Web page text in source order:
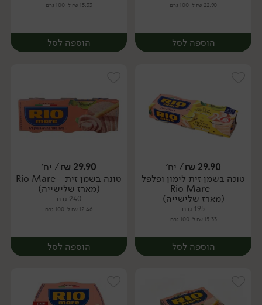
22.90 ₪ ל-100 גרם
הוספה לסל
יח׳
15.33 ₪ ל-100 גרם
הוספה לסל
יח׳
29.90
₪/ יח׳
טונה בשמן זית לימון ופלפל
- Rio Mare
(מארז שלישייה)
195 גרם
15.33 ₪ ל-100 גרם
הוספה לסל
29.90
₪/ יח׳
טונה בשמן זית - Rio Mare
(מארז שלישייה)
240 גרם
12.46 ₪ ל-100 גרם
הוספה לסל